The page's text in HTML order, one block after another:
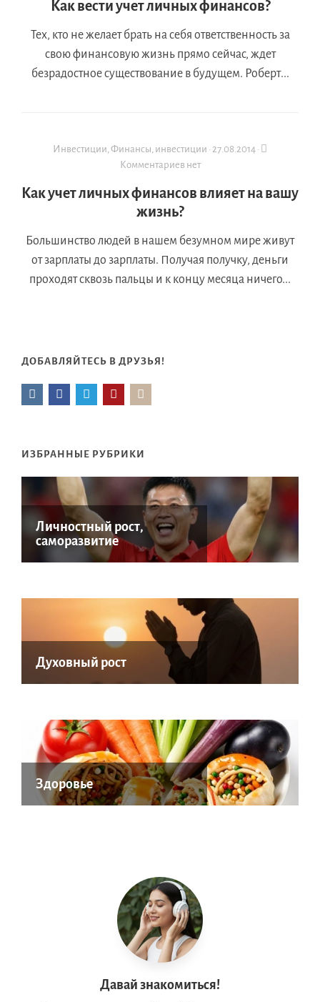
Как вести учет личных финансов?
Тех, кто не желает брать на себя ответственность за
свою финансовую жизнь прямо сейчас, ждет
безрадостное существование в будущем. Роберт...
Инвестиции,Финансы, инвестиции · 27.08.2014 ·
Комментариев нет
Как учет личных финансов влияет на вашу
жизнь?
Большинство людей в нашем безумном мире живут
от зарплаты до зарплаты. Получая получку, деньги
проходят сквозь пальцы и к концу месяца ничего...
ДОБАВЛЯЙТЕСЬ В ДРУЗЬЯ!
ИЗБРАННЫЕ РУБРИКИ
Личностный рост,
саморазвитие
Духовный рост
Здоровье
Давай знакомиться!